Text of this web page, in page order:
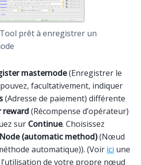
prêt à enregistrer un
masternode(Enregistrer le
facultativement, indiquer
(Adresse de paiement) différente
reward(Récompense d’opérateur)
sur Continue. Choisissez
(automatic method)(Nœud
automatique)). (Voir ici une
de votre propre nœud